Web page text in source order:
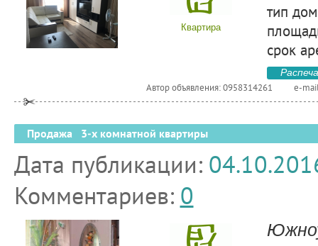
Квартира
тип
срок
Автор объявления: 0958314261 e-
Продажа 3-х комнатной квартиры
Дата публикации:
Комментариев: 0